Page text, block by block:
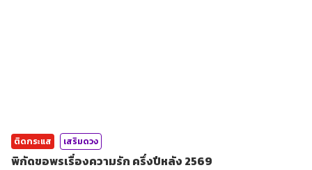
ติดกระแส เสริมดวง
พิกัดขอพรเรื่องความรัก ครึ่งปีหลัง 2569